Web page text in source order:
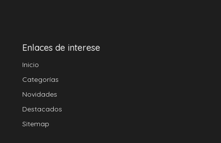
Enlaces de interese
Inicio
Categorías
Novidades
Destacados
Sitemap